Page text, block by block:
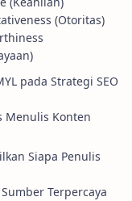
(Otoritas)
pada Strategi SEO
Menulis Konten
Siapa Penulis
Terpercaya